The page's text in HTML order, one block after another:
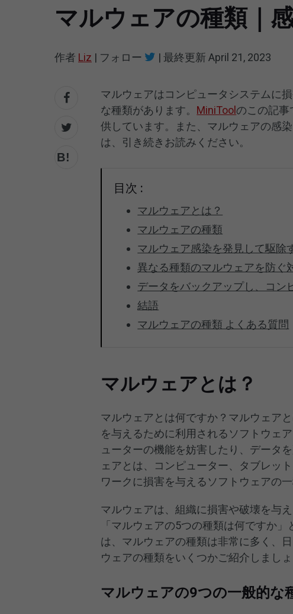
マルウェアの種類｜
作者 Liz | フォロー | 最終更新 April 21, 2023
マルウェアはコンピュータシステムに
な種類があります。 MiniTool のこの記
供しています。また、マルウェアの感
は、引き続きお読みください。
目次 :
マルウェアとは？
マルウェアの種類
マルウェア感染を発見して駆除
異なる種類のマルウェアを防ぐ
データをバックアップし、コン
結語
マルウェアの種類 よくある質問
マルウェアとは？
マルウェアとは何ですか？マルウェア
を与えるために利用されるソフトウェ
ューターの機能を妨害したり、データ
ェアとは、コンピューター、タブレッ
ワークに損害を与えるソフトウェアの一
マルウェアは、組織に損害や破壊を与
「マルウェアの5つの種類は何ですか
は、マルウェアの種類は非常に多く、
ウェアの種類をいくつかご紹介しましょ
マルウェアの9つの一般的な